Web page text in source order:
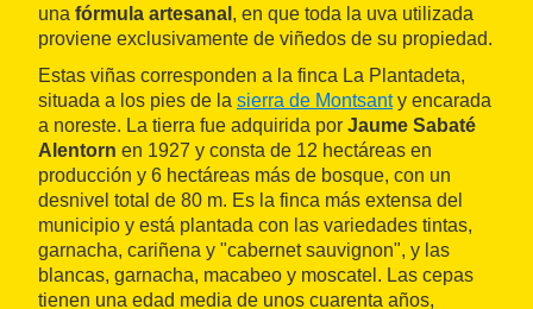
una fórmula artesanal , en que toda la uva utilizada
proviene exclusivamente de viñedos de su propiedad.
Estas viñas corresponden a la finca La Plantadeta,
situada a los pies de la sierra de Montsanty encarada
a noreste. La tierra fue adquirida por Jaume Sabaté
Alentorn en 1927 y consta de 12 hectáreas en
producción y 6 hectáreas más de bosque, con un
desnivel total de 80 m. Es la finca más extensa del
municipio y está plantada con las variedades tintas,
garnacha, cariñena y "cabernet sauvignon", y las
blancas, garnacha, macabeo y moscatel. Las cepas
tienen una edad media de unos cuarenta años,